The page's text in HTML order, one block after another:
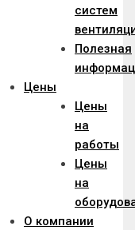
систем
Полезная
Цены
Цены
на
работы
Цены
на
О компании